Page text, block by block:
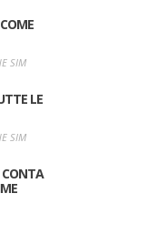
SIM
LE
SIM
CONTA